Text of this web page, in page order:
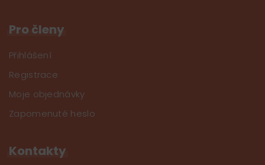
Pro členy
Přihlášení
Registrace
Moje objednávky
Zapomenuté heslo
Kontakty